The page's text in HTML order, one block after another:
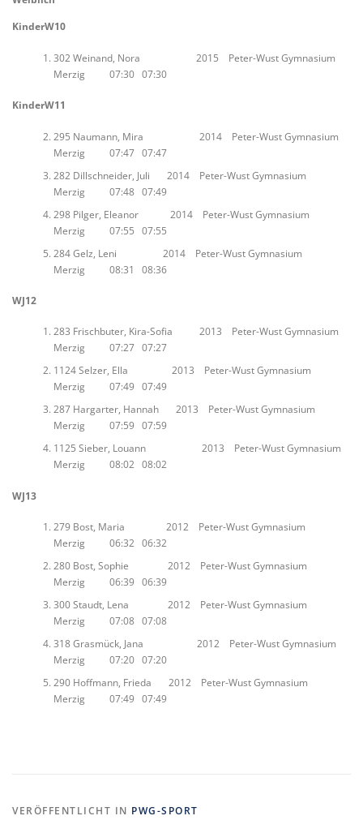
KinderW10
302 Weinand, Nora 2015 Peter-Wust Gymnasium
Merzig 07:30 07:30
KinderW11
295 Naumann, Mira 2014 Peter-Wust Gymnasium
Merzig 07:47 07:47
282 Dillschneider, Juli 2014 Peter-Wust Gymnasium
Merzig 07:48 07:49
298 Pilger, Eleanor 2014 Peter-Wust Gymnasium
Merzig 07:55 07:55
284 Gelz, Leni 2014 Peter-Wust Gymnasium
Merzig 08:31 08:36
WJ12
283 Frischbuter, Kira-Sofia 2013 Peter-Wust Gymnasium
Merzig 07:27 07:27
1124 Selzer, Ella 2013 Peter-Wust Gymnasium
Merzig 07:49 07:49
287 Hargarter, Hannah 2013 Peter-Wust Gymnasium
Merzig 07:59 07:59
1125 Sieber, Louann 2013 Peter-Wust Gymnasium
Merzig 08:02 08:02
WJ13
279 Bost, Maria 2012 Peter-Wust Gymnasium
Merzig 06:32 06:32
280 Bost, Sophie 2012 Peter-Wust Gymnasium
Merzig 06:39 06:39
300 Staudt, Lena 2012 Peter-Wust Gymnasium
Merzig 07:08 07:08
318 Grasmück, Jana 2012 Peter-Wust Gymnasium
Merzig 07:20 07:20
290 Hoffmann, Frieda 2012 Peter-Wust Gymnasium
Merzig 07:49 07:49
VERÖFFENTLICHT IN PWG-SPORT